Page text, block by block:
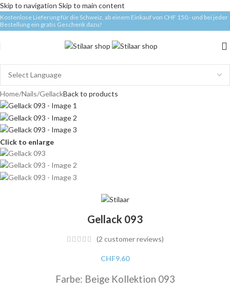
Skip to navigation Skip to main content
Kostenlose Lieferung für die Schweiz, ab einem Einkauf von CHF 150.- und bei jeder
Bestellung ein gratis Geschenk dazu!
Home/Nails/GellackBack to products
Click to enlarge
Gellack 093
(2 customer reviews)
CHF9.60
Farbe: Beige Kollektion 093